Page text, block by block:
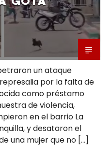
un ataque
por la falta de
como préstamo
de violencia,
en el barrio La
y desataron el
una mujer que no […]